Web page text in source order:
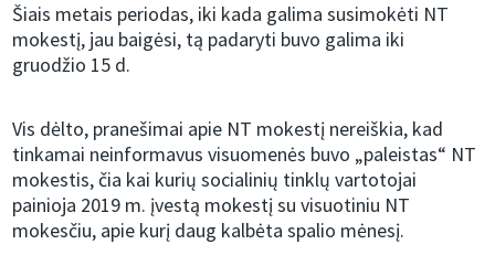
Šiais metais periodas, iki kada galima susimokėti NT
mokestį, jau baigėsi, tą padaryti buvo galima iki
gruodžio 15 d.
Vis dėlto, pranešimai apie NT mokestį nereiškia, kad
tinkamai neinformavus visuomenės buvo „paleistas“ NT
mokestis, čia kai kurių socialinių tinklų vartotojai
painioja 2019 m. įvestą mokestį su visuotiniu NT
mokesčiu, apie kurį daug kalbėta spalio mėnesį.